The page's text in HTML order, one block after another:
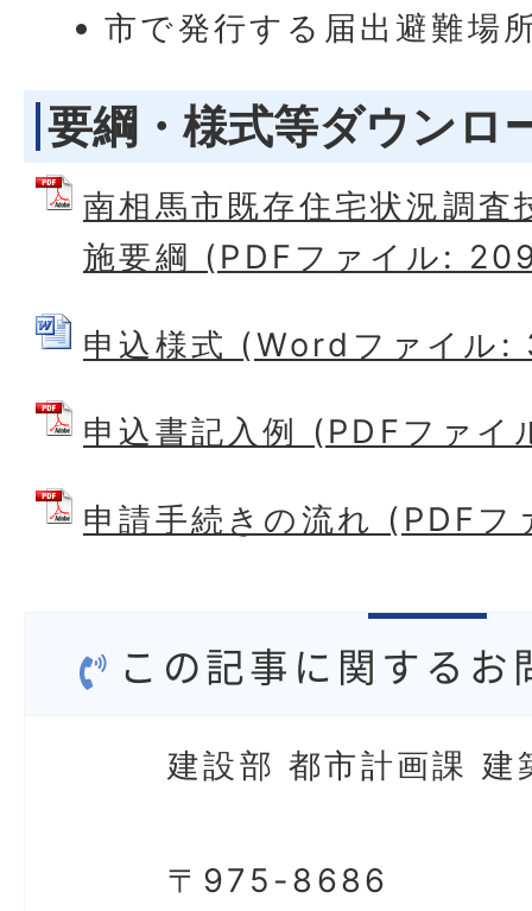
市で発行する届出避難場
要綱・様式等ダウンロ
南相馬市既存住宅状況調査
施要綱 (PDFファイル:
申込様式 (Wordファイル
申込書記入例 (PDFファ
申請手続きの流れ (PDF
この記事に関するお
建設部 都市計画課 建
〒975-8686